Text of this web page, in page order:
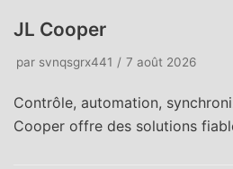
JL Cooper
par svnqsgrx441 7 août 2026
Contrôle, automation,
Cooper offre des solutions